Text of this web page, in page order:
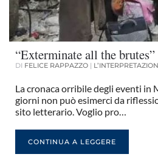
“Exterminate all the brutes”
DI FELICE RAPPAZZO |
La cronaca orribile degli eventi in
giorni non può esimerci da
sito letterario. Voglio pro…
CONTINUA A LEGGERE